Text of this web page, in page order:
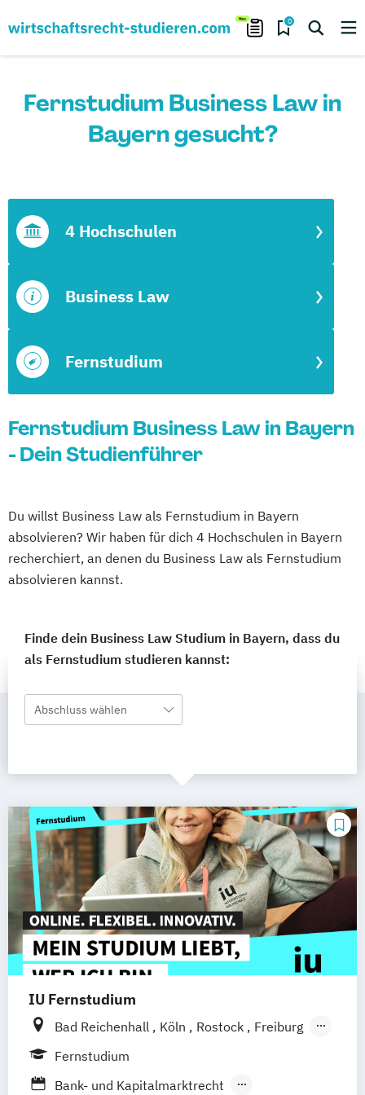
0
Fernstudium Business Law in
Bayern gesucht?
Fernstudium
Business Law
4 Hochschulen
Fernstudium Business Law in Bayern
- Dein Studienführer
Du willst Business Law als Fernstudium in Bayern
absolvieren? Wir haben für dich 4 Hochschulen in Bayern
recherchiert, an denen du Business Law als Fernstudium
absolvieren kannst.
Finde dein Business Law Studium in Bayern, dass du
als Fernstudium studieren kannst:
Abschluss wählen
IU Fernstudium
Bad Reichenhall Köln Rostock
Freiburg
Kiel
Frankfurt am Main
Fernstudium
Bank- und Kapitalmarktrecht